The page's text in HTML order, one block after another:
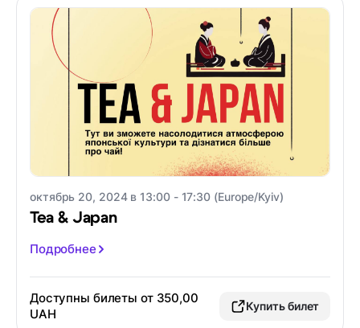
октябрь 20, 2024 в 13:00 - 17:30 (Europe/Kyiv)
Tea & Japan
Подробнее
Доступны билеты от 350,00
UAH
Купить билет